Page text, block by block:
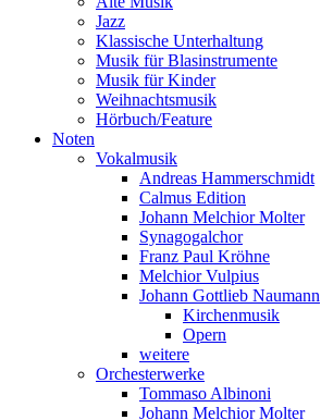
Jazz
Klassische Unterhaltung
Musik für Blasinstrumente
Musik für Kinder
Weihnachtsmusik
Hörbuch/Feature
Noten
Vokalmusik
Andreas Hammerschmidt
Calmus Edition
Johann Melchior Molter
Synagogalchor
Franz Paul Kröhne
Melchior Vulpius
Johann Gottlieb Naumann
Kirchenmusik
Opern
weitere
Orchesterwerke
Tommaso Albinoni
Johann Melchior Molter